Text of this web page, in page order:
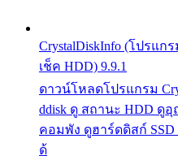
CrystalDiskInfo (โปรแก
เช็ค HDD) 9.9.1
ดาวน์โหลดโปรแกรม
ddisk ดู สถานะ HDD ดู
คอมพัง ดูฮาร์ดดิสก์ SSD
ด้